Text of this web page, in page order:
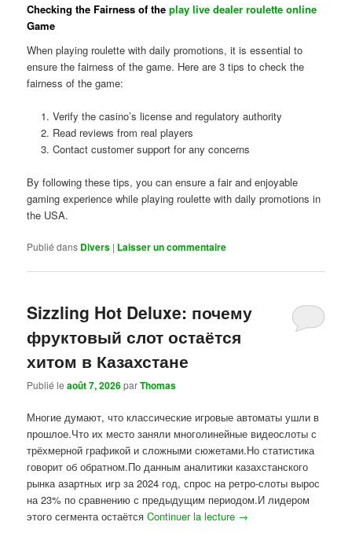
Checking the Fairness of theplay live dealer roulette online
Game
When playing roulette with daily promotions, it is essential to
ensure the fairness of the game. Here are 3 tips to check the
fairness of the game:
Verify the casino’s license and regulatory authority
Read reviews from real players
Contact customer support for any concerns
By following these tips, you can ensure a fair and enjoyable
gaming experience while playing roulette with daily promotions in
the USA.
Publié dans Divers | Laisser un commentaire
Sizzling Hot Deluxe: почему
фруктовый слот остаётся
хитом в Казахстане
Publié leaoût 7, 2026parThomas
Многие думают, что классические игровые автоматы ушли в
прошлое.Что их место заняли многолинейные видеослоты с
трёхмерной графикой и сложными сюжетами.Но статистика
говорит об обратном.По данным аналитики казахстанского
рынка азартных игр за 2024 год, спрос на ретро-слоты вырос
на 23% по сравнению с предыдущим периодом.И лидером
этого сегмента остаётсяContinuer la lecture →